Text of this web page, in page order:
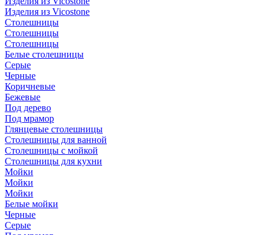
Изделия из Vicostone
Столешницы
Столешницы
Столешницы
Белые столешницы
Серые
Черные
Коричневые
Бежевые
Под дерево
Под мрамор
Глянцевые столешницы
Столешницы для ванной
Столешницы с мойкой
Столешницы для кухни
Мойки
Мойки
Мойки
Белые мойки
Черные
Серые